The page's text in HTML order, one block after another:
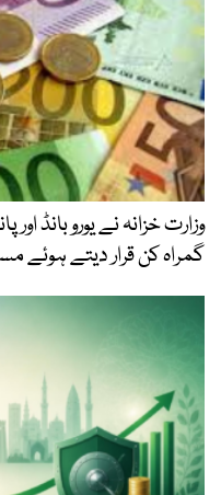
وزارت خزانہ نے یورو بانڈ
گمراہ کن قرار دیتے ہوئے